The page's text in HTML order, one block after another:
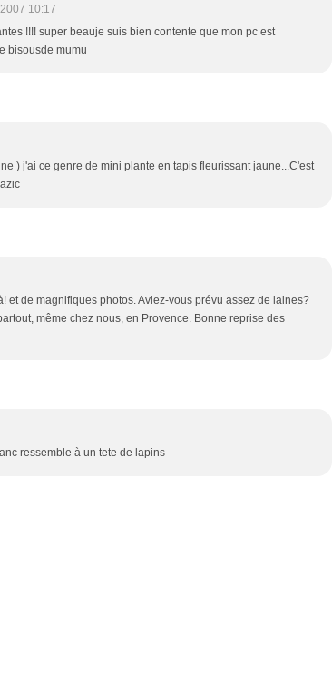
10:17
!!!! super beauje suis bien contente que mon pc est
bisousde mumu
) j'ai ce genre de mini plante en tapis fleurissant jaune...C'est
et de magnifiques photos. Aviez-vous prévu assez de laines?
même chez nous, en Provence. Bonne reprise des
ressemble à un tete de lapins